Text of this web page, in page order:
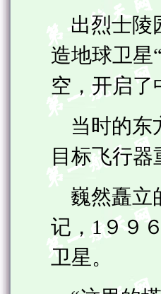
出烈士陵
造地球卫星
空，开启了
当时的东
目标飞行器
巍然矗立
记，1９９
卫星。